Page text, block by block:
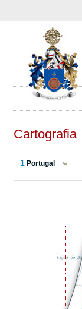
Cartografia
1 Portugal